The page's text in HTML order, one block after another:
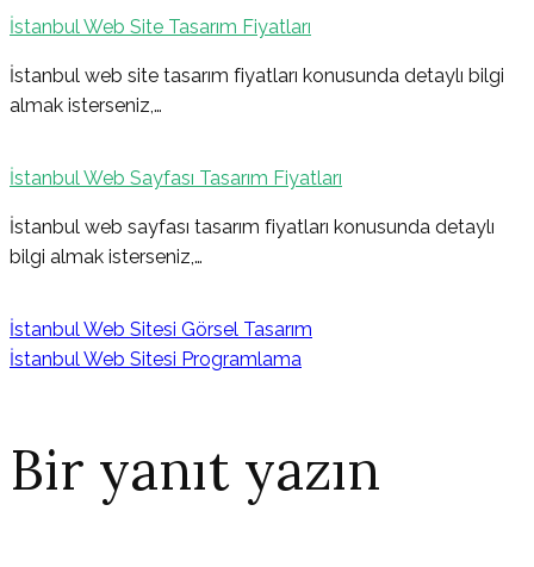
İstanbul Web Site Tasarım Fiyatları
İstanbul web site tasarım fiyatları konusunda detaylı bilgi
almak isterseniz,…
İstanbul Web Sayfası Tasarım Fiyatları
İstanbul web sayfası tasarım fiyatları konusunda detaylı
bilgi almak isterseniz,…
İstanbul Web Sitesi Görsel Tasarım
İstanbul Web Sitesi Programlama
Bir yanıt yazın